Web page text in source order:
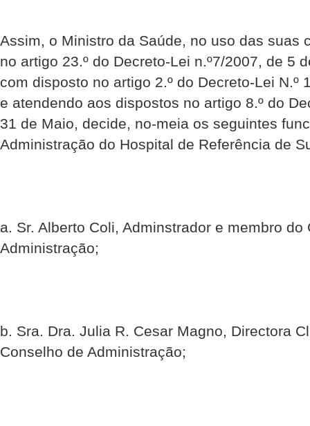
Assim, o Ministro da Saúde, no uso das suas
no artigo 23.º do Decreto-Lei n.º7/2007, de 5
com disposto no artigo 2.º do Decreto-Lei N.º
e atendendo aos dispostos no artigo 8.º do
31 de Maio, decide, no-meia os seguintes
Administração do Hospital de Referência de
a. Sr. Alberto Coli, Adminstrador e membro do
Administração;
b. Sra. Dra. Julia R. Cesar Magno, Directora
Conselho de Administração;